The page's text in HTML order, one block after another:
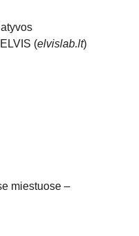
(elvislab.lt)
miestuose –